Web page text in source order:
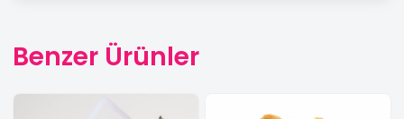
Benzer Ürünler